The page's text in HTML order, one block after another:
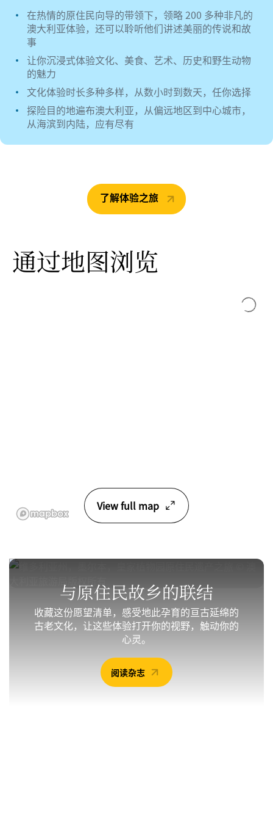
在热情的原住民向导的带领下，领略 200 多种非凡的
澳大利亚体验，还可以聆听他们讲述美丽的传说和故
事
让你沉浸式体验文化、美食、艺术、历史和野生动物
的魅力
文化体验时长多种多样，从数小时到数天，任你选择
探险目的地遍布澳大利亚，从偏远地区到中心城市，
从海滨到内陆，应有尽有
了解体验之旅
通过地图浏览
查看完整地图
与原住民故乡的联结
收藏这份愿望清单，感受地此孕育的亘古延绵的
古老文化，让这些体验打开你的视野，触动你的
心灵。
阅读杂志